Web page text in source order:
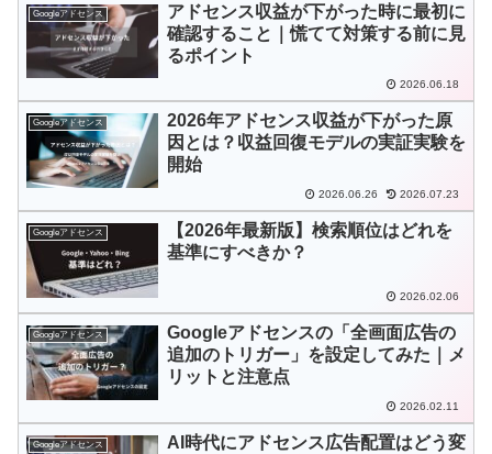
Googleアドセンス
アドセンス収益が下がった時に最初に
確認すること｜慌てて対策する前に見
るポイント
2026.06.18
Googleアドセンス
2026年アドセンス収益が下がった原
因とは？収益回復モデルの実証実験を
開始
2026.06.26 2026.07.23
Googleアドセンス
【2026年最新版】検索順位はどれを
基準にすべきか？
2026.02.06
Googleアドセンス
Googleアドセンスの「全画面広告の
追加のトリガー」を設定してみた｜メ
リットと注意点
2026.02.11
Googleアドセンス
AI時代にアドセンス広告配置はどう変